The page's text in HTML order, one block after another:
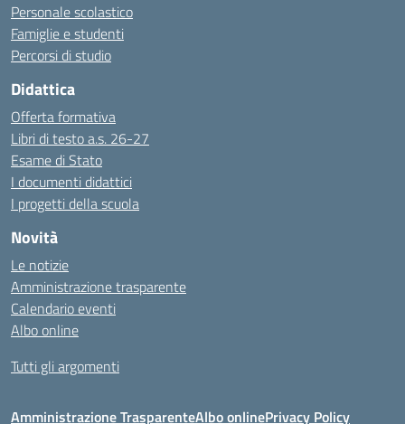
Personale scolastico
Famiglie e studenti
Percorsi di studio
Didattica
Offerta formativa
Libri di testo a.s. 26-27
Esame di Stato
I documenti didattici
I progetti della scuola
Novità
Le notizie
Amministrazione trasparente
Calendario eventi
Albo online
Tutti gli argomenti
Amministrazione TrasparenteAlbo onlinePrivacy Policy